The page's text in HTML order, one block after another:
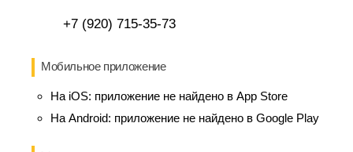
+7 (920) 715-35-73
Мобильное приложение
На iOS: приложение не найдено в App Store
На Android: приложение не найдено в Google Play